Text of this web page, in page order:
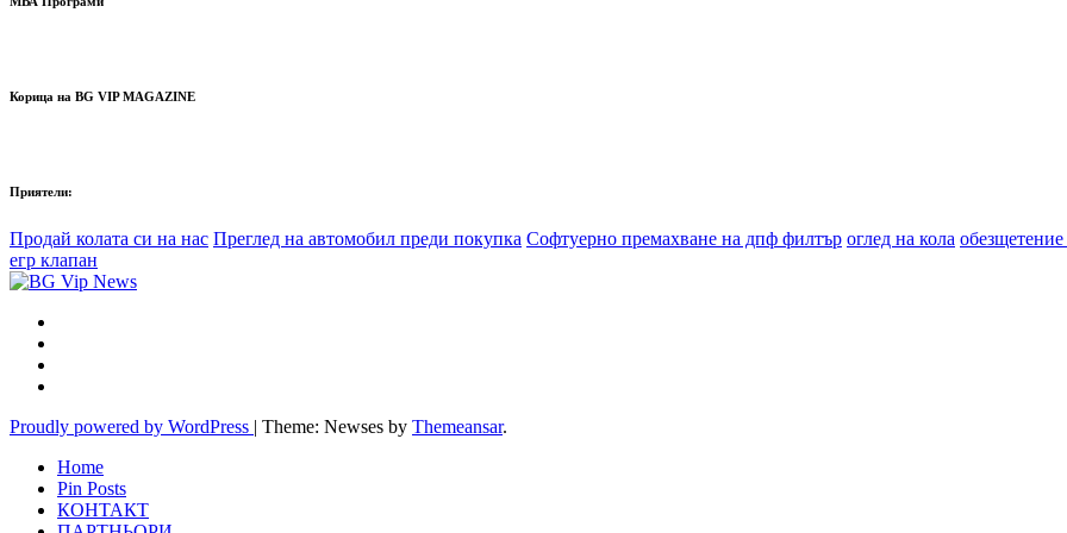
Корица на BG VIP MAGAZINE
Приятели:
Продай колата си на нас Преглед на автомобил преди покупка Софтуерно премахване на дпф филтър оглед на кола
егр клапан
Proudly powered by WordPress | Theme: Newses by Themeansar.
Home
Pin Posts
КОНТАКТ